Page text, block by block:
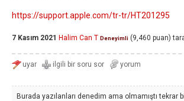
https://support.apple.com/tr-tr/HT201295
7 Kasım 2021 Halim Can T Deneyimli (9,460 puan)
Burada yazılanları denedim ama olmamıştı tekrar